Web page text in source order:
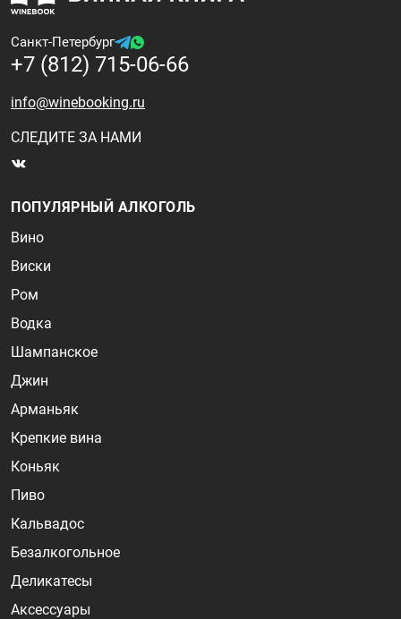
Санкт-Петербург
+7 (812) 715-06-66
info@winebooking.ru
СЛЕДИТЕ ЗА НАМИ
ПОПУЛЯРНЫЙ АЛКОГОЛЬ
Вино
Виски
Ром
Водка
Шампанское
Джин
Арманьяк
Крепкие вина
Коньяк
Пиво
Кальвадос
Безалкогольное
Деликатесы
Аксессуары